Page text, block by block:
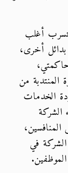
أغلب
أخرى،
المنتدبة من
الخدمات
في